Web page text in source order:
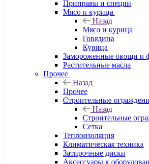
Приправы и специи
Мясо и курица
Назад
Мясо и курица
Говядина
Курица
Замороженные овощи и
Растительные масла
Прочее
Назад
Прочее
Строительные
Назад
Строительные
Сетка
Теплоизоляция
Климатическая техника
Затирочные диски
Аксессуары к